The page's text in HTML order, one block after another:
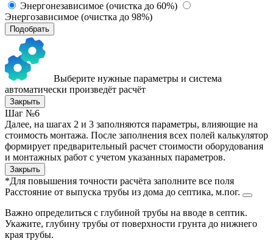
Энергонезависимое (очистка до 60%)
Энергозависимое (очистка до 98%)
Подобрать
Выберите нужные параметры и система
автоматически произведёт расчёт
Закрыть
Шаг №6
Далее, на шагах 2 и 3 заполняются параметры, влияющие на
стоимость монтажа. После заполнения всех полей калькулятор
формирует предварительный расчет стоимости оборудования
и монтажных работ с учетом указанных параметров.
Закрыть
*Для повышения точности расчёта заполните все поля
Расстояние от выпуска трубы из дома до септика, м.пог.
Важно определиться с глубиной трубы на вводе в септик.
Укажите, глубину трубы от поверхности грунта до нижнего
края трубы.